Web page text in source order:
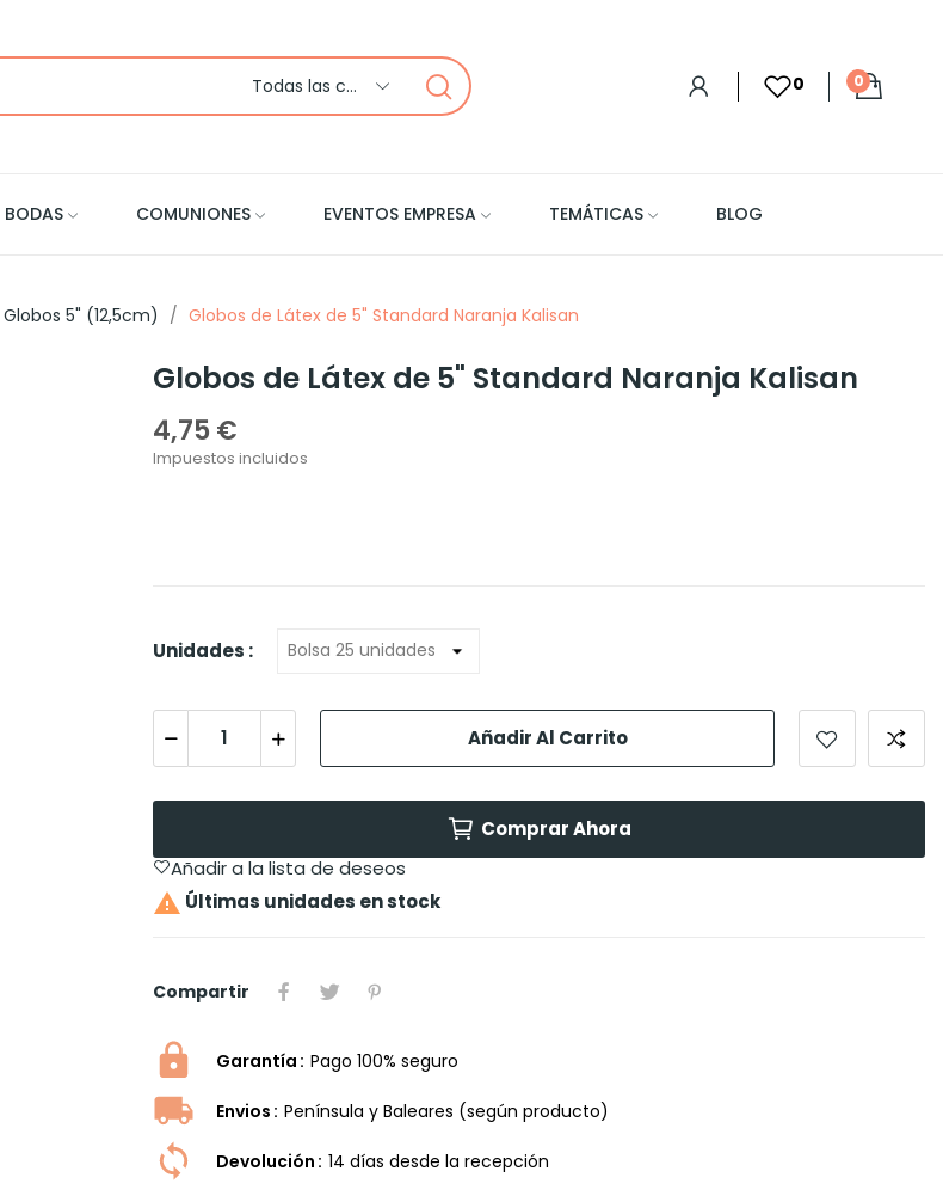
Todas las categorias 0 0
BODAS COMUNIONES EVENTOS EMPRESA TEMÁTICAS BLOG
Globos 5" (12,5cm) Globos de Látex de 5" Standard Naranja Kalisan
Globos de Látex de 5" Standard Naranja Kalisan
4,75 €
Impuestos incluidos
Unidades :
Añadir Al Carrito
Comprar Ahora
Añadir a la lista de deseos
 Últimas unidades en stock
Compartir
Garantía Pago 100% seguro
Envios Península y Baleares (según producto)
Devolución 14 dí­as desde la recepción